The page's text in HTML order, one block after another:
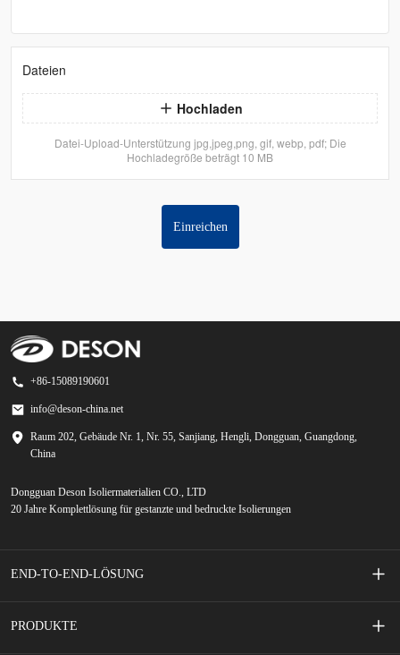
Dateien
Hochladen
Datei-Upload-Unterstützung jpg,jpeg,png, gif, webp, pdf; Die
Hochladegröße beträgt 10 MB
Einreichen
+86-15089190601
info@deson-china.net
Raum 202, Gebäude Nr. 1, Nr. 55, Sanjiang, Hengli, Dongguan, Guangdong,
China
Dongguan Deson Isoliermaterialien CO., LTD
20 Jahre Komplettlösung für gestanzte und bedruckte Isolierungen
END-TO-END-LÖSUNG
Siebgedruckte Membranschalter
PRODUKTE